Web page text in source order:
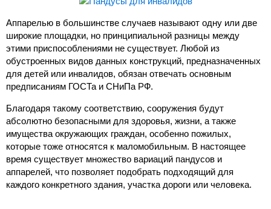
Аппарелью в большинстве случаев называют одну или две
широкие площадки, но принципиальной разницы между
этими приспособлениями не существует. Любой из
обустроенных видов данных конструкций, предназначенных
для детей или инвалидов, обязан отвечать основным
предписаниям ГОСТа и СНиПа РФ.
Благодаря такому соответствию, сооружения будут
абсолютно безопасными для здоровья, жизни, а также
имущества окружающих граждан, особенно пожилых,
которые тоже относятся к маломобильным. В настоящее
время существует множество вариаций пандусов и
аппарелей, что позволяет подобрать подходящий для
каждого конкретного здания, участка дороги или человека.